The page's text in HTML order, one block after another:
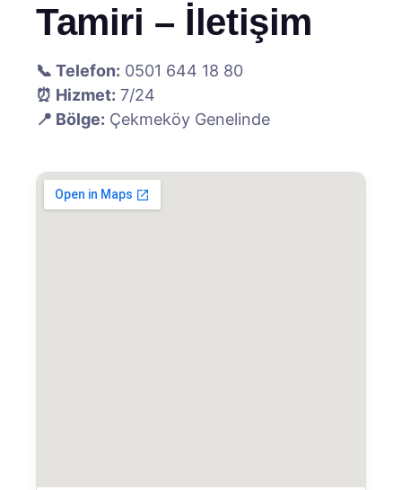
Tamiri – İletişim
📞 Telefon: 0501 644 18 80
⏰ Hizmet: 7/24
📍 Bölge: Çekmeköy Genelinde